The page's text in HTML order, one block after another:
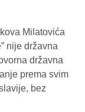
Milatovića
nije državna
državna
prema svim
bez